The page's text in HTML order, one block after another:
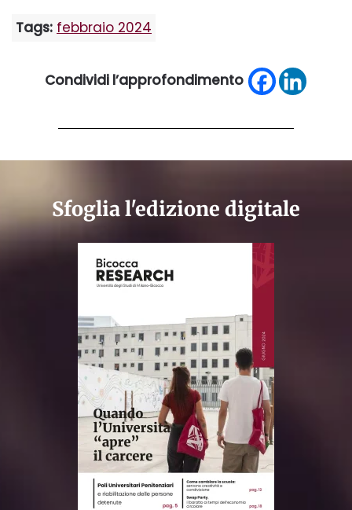
Tags: febbraio 2024
Condividi l’approfondimento
Sfoglia l'edizione digitale